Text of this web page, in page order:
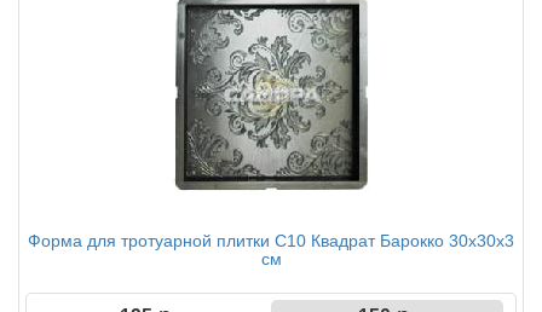
Форма для тротуарной плитки С10 Квадрат Барокко 30х30х3
см